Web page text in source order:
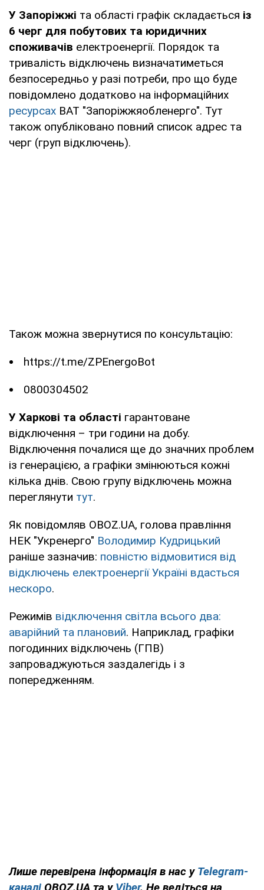
У Запоріжжі та області графік складається із
6 черг для побутових та юридичних
споживачів електроенергії. Порядок та
тривалість відключень визначатиметься
безпосередньо у разі потреби, про що буде
повідомлено додатково на інформаційних
ресурсах ВАТ "Запоріжжяобленерго". Тут
також опубліковано повний список адрес та
черг (груп відключень).
Також можна звернутися по консультацію:
https://t.me/ZPEnergoBot
0800304502
У Харкові та області гарантоване
відключення – три години на добу.
Відключення почалися ще до значних проблем
із генерацією, а графіки змінюються кожні
кілька днів. Свою групу відключень можна
переглянути тут.
Як повідомляв OBOZ.UA, голова правління
НЕК "Укренерго" Володимир Кудрицький
раніше зазначив: повністю відмовитися від
відключень електроенергії Україні вдасться
нескоро.
Режимів відключення світла всього два:
аварійний та плановий. Наприклад, графіки
погодинних відключень (ГПВ)
запроваджуються заздалегідь і з
попередженням.
Лише перевірена інформація в нас у Telegram-
каналі OBOZ.UA та у Viber. Не ведіться на